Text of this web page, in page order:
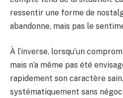
ressentir une forme de
abandonne, mais pas le
À l’inverse, lorsqu’un
mais n’a même pas été
rapidement son caractère
systématiquement sans